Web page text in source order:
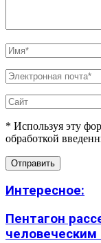
* Используя эту
обработкой
Интересное:
Пентагон
человеческим